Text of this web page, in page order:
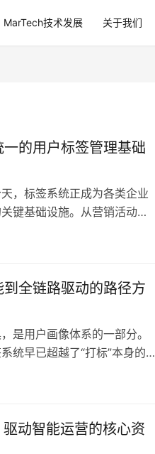
MarTech技术发展 关于我们
的用户标签管理基础
，标签系统正成为各类企业
键基础设施。从营销活动的
全链路驱动的路径方
是用户画像体系的一部分。
统早已超越了“打标”本身的
动智能运营的核心资